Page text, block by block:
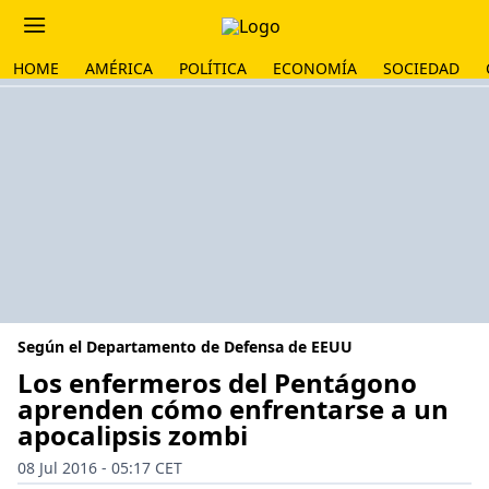
HOME AMÉRICA POLÍTICA ECONOMÍA SOCIEDAD
Según el Departamento de Defensa de EEUU
Los enfermeros del Pentágono
aprenden cómo enfrentarse a un
apocalipsis zombi
08 Jul 2016 - 05:17 CET